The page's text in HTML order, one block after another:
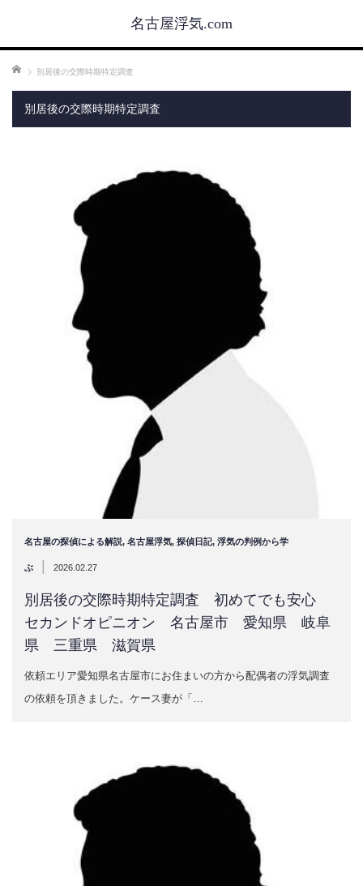
名古屋浮気.com
ホーム 別居後の交際時期特定調査
別居後の交際時期特定調査
名古屋の探偵による解説, 名古屋浮気, 探偵日記, 浮気の判例から学
ぶ | 2026.02.27
別居後の交際時期特定調査 初めてでも安心
セカンドオピニオン 名古屋市 愛知県 岐阜
県 三重県 滋賀県
依頼エリア愛知県名古屋市にお住まいの方から配偶者の浮気調査
の依頼を頂きました。ケース妻が「…